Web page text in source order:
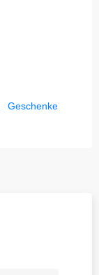
Geschenke